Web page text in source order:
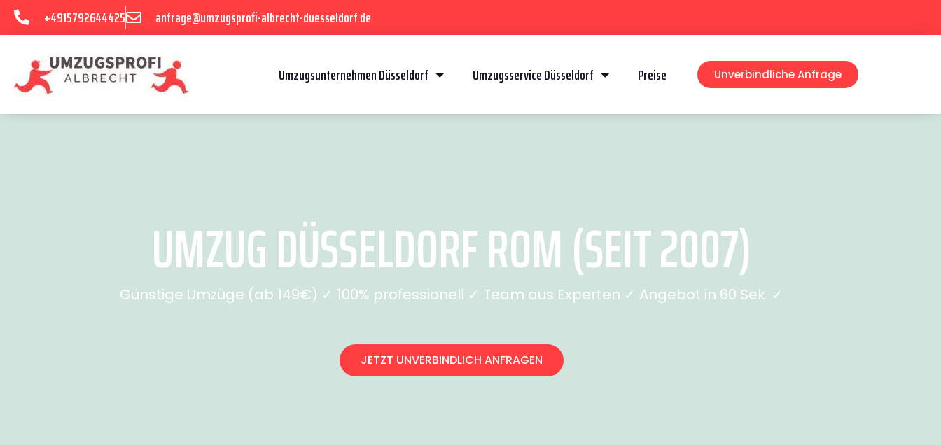
+4915792644425 anfrage@umzugsprofi-albrecht-duesseldorf.de
Umzugsunternehmen Düsseldorf Umzugsservice Düsseldorf Preise Unverbindliche Anfrage
UMZUG DÜSSELDORF ROM (SEIT 2007)
Günstige Umzüge (ab 149€) ✓ 100% professionell ✓ Team aus Experten ✓ Angebot in 60 Sek. ✓
JETZT UNVERBINDLICH ANFRAGEN